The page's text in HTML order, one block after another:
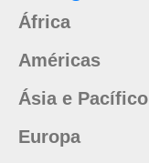
África
Américas
Ásia e Pacífico
Europa